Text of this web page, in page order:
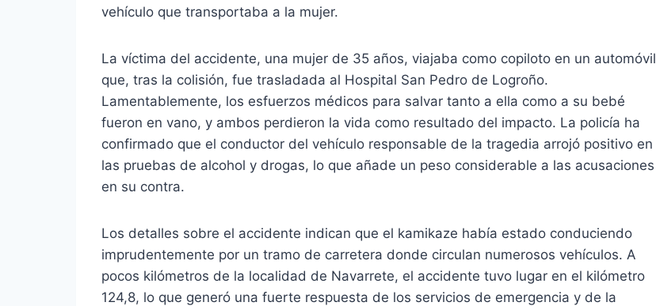
vehículo que transportaba a la mujer.
La víctima del accidente, una mujer de 35 años, viajaba como copiloto en un automóvil
que, tras la colisión, fue trasladada al Hospital San Pedro de Logroño.
Lamentablemente, los esfuerzos médicos para salvar tanto a ella como a su bebé
fueron en vano, y ambos perdieron la vida como resultado del impacto. La policía ha
confirmado que el conductor del vehículo responsable de la tragedia arrojó positivo en
las pruebas de alcohol y drogas, lo que añade un peso considerable a las acusaciones
en su contra.
Los detalles sobre el accidente indican que el kamikaze había estado conduciendo
imprudentemente por un tramo de carretera donde circulan numerosos vehículos. A
pocos kilómetros de la localidad de Navarrete, el accidente tuvo lugar en el kilómetro
124,8, lo que generó una fuerte respuesta de los servicios de emergencia y de la